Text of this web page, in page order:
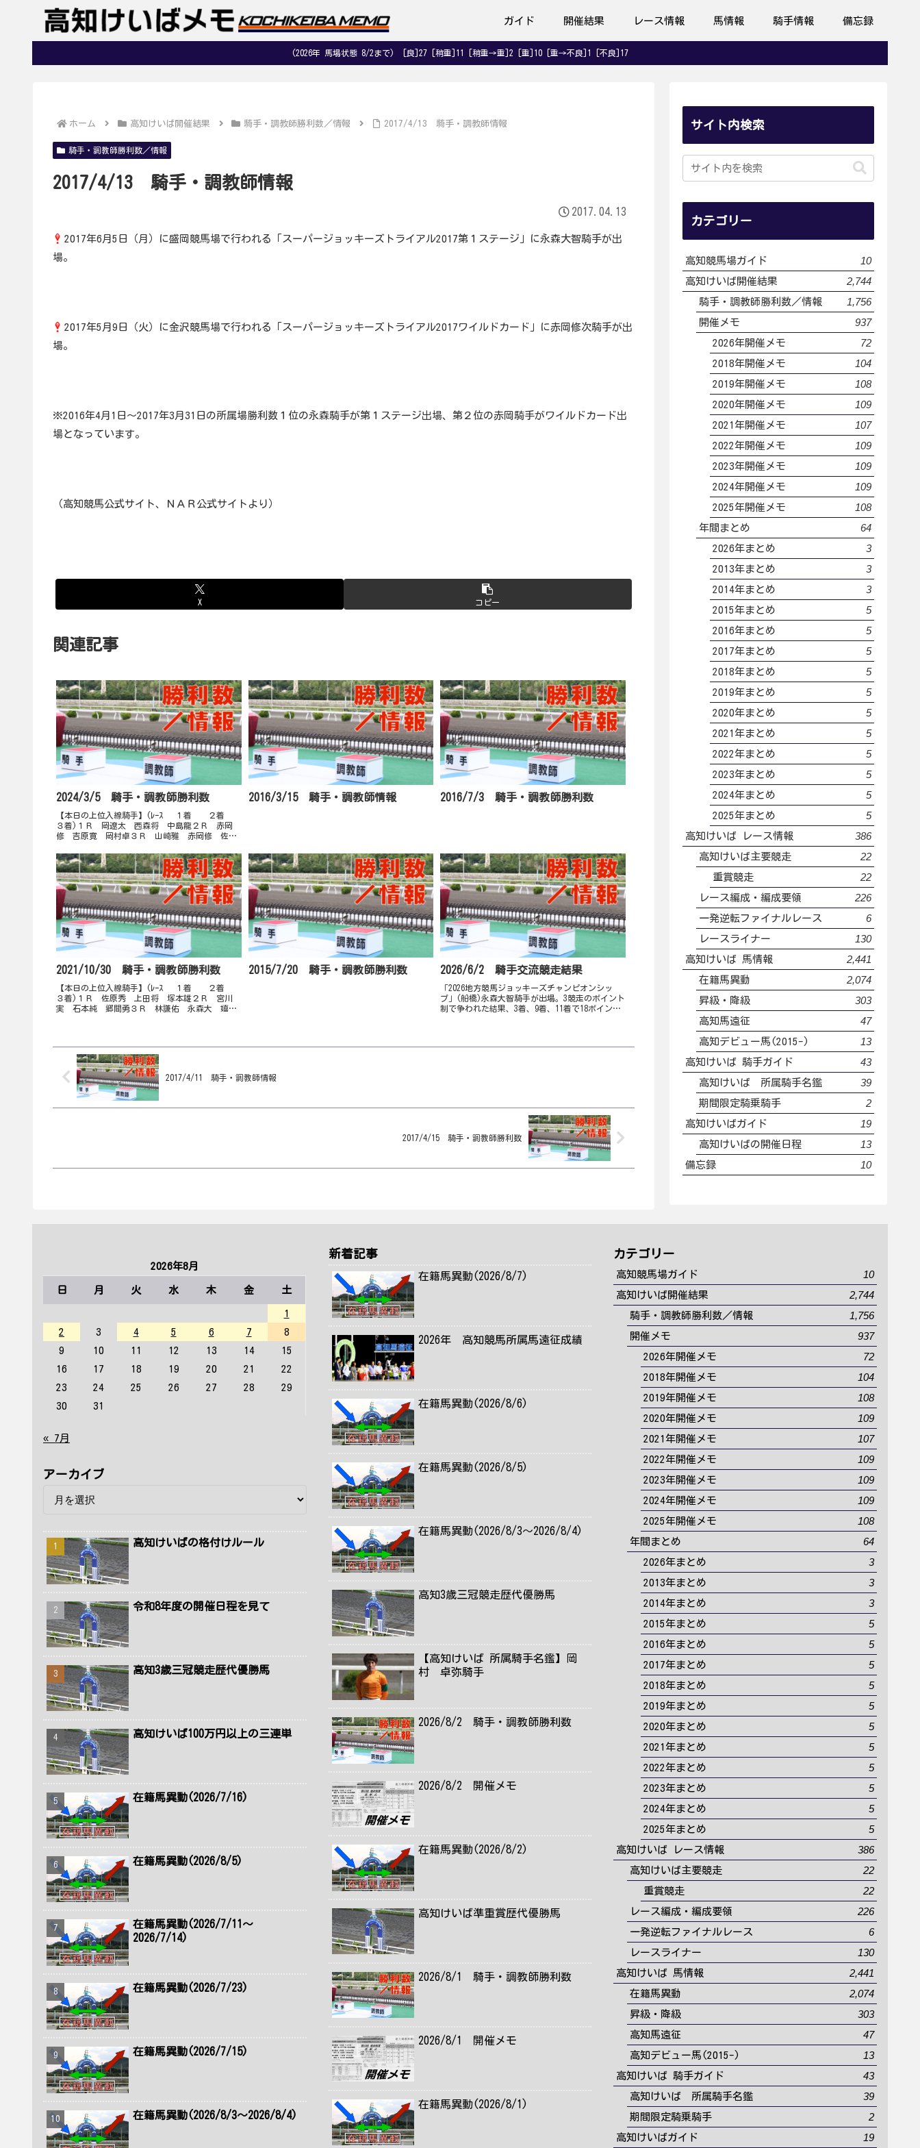
ガイド 開催結果 レース情報 馬情報 騎手情報 備忘録
(2026年 馬場状態 8/2まで) [良]27 [稍重]11 [稍重→重]2 [重]10 [重→不良]1 [不良]17
ホーム 高知けいば開催結果 騎手・調教師勝利数／情報 2017/4/13 騎手・調教師情報
騎手・調教師勝利数／情報
2017/4/13 騎手・調教師情報
2017.04.13
2017年6月5日（月）に盛岡競馬場で行われる「スーパージョッキーズトライアル2017第１ステージ」に永森大智騎手が出
場。
2017年5月9日（火）に金沢競馬場で行われる「スーパージョッキーズトライアル2017ワイルドカード」に赤岡修次騎手が出
場。
※2016年4月1日～2017年3月31日の所属場勝利数１位の永森騎手が第１ステージ出場、第２位の赤岡騎手がワイルドカード出
場となっています。
（高知競馬公式サイト、ＮＡＲ公式サイトより）
X コピー
関連記事
2024/3/5 騎手・調教師勝利数
【本日の上位入線騎手】(ﾚｰｽ １着 ２着
３着)１Ｒ 岡遼太 西森将 中島龍２Ｒ 赤岡
修 吉原寛 岡村卓３Ｒ 山崎雅 赤岡修 佐原
永森大 赤岡修６Ｒ 赤岡修 永森大 郷間勇７
Ｒ 妹尾浩 赤...
2016/3/15 騎手・調教師情報 2016/7/3 騎手・調教師勝利数
2021/10/30 騎手・調教師勝利数
【本日の上位入線騎手】(ﾚｰｽ １着 ２着
３着)１Ｒ 佐原秀 上田将 塚本雄２Ｒ 宮川
実 石本純 郷間勇３Ｒ 林謙佑 永森大 嬉勝
2015/7/20 騎手・調教師勝利数 2026/6/2 騎手交流競走結果
「2026地方競馬ジョッキーズチャンピオンシッ
プ」(船橋)永森大智騎手が出場。3競走のポイント
制で争われた結果、3着、9着、11着で18ポイント
2017/4/11 騎手・調教師情報
2017/4/15 騎手・調教師勝利数
サイト内検索
カテゴリー
高知競馬場ガイド 10
高知けいば開催結果 2,744
騎手・調教師勝利数／情報 1,756
開催メモ 937
2026年開催メモ 72
2018年開催メモ 104
2019年開催メモ 108
2020年開催メモ 109
2021年開催メモ 107
2022年開催メモ 109
2023年開催メモ 109
2024年開催メモ 109
2025年開催メモ 108
年間まとめ 64
2026年まとめ 3
2013年まとめ 3
2014年まとめ 3
2015年まとめ 5
2016年まとめ 5
2017年まとめ 5
2018年まとめ 5
2019年まとめ 5
2020年まとめ 5
2021年まとめ 5
2022年まとめ 5
2023年まとめ 5
2024年まとめ 5
2025年まとめ 5
高知けいば レース情報 386
高知けいば主要競走 22
重賞競走 22
レース編成・編成要領 226
一発逆転ファイナルレース 6
レースライナー 130
高知けいば 馬情報 2,441
在籍馬異動 2,074
昇級・降級 303
高知馬遠征 47
高知デビュー馬(2015-) 13
高知けいば 騎手ガイド 43
高知けいば 所属騎手名鑑 39
期間限定騎乗騎手 2
高知けいばガイド 19
高知けいばの開催日程 13
備忘録 10
2026年8月
日 月 火 水 木 金 土
1
2
3 4 5 6 7
8
9
10 11 12 13 14
15
16
17 18 19 20 21
22
23
24 25 26 27 28
29
30
31
« 7月
アーカイブ
高知けいばの格付けルール
令和8年度の開催日程を見て
高知3歳三冠競走歴代優勝馬
高知けいば100万円以上の三連単
在籍馬異動(2026/7/16)
在籍馬異動(2026/8/5)
在籍馬異動(2026/7/11～
2026/7/14)
在籍馬異動(2026/7/23)
在籍馬異動(2026/7/15)
在籍馬異動(2026/8/3～2026/8/4)
新着記事
在籍馬異動(2026/8/7)
2026年 高知競馬所属馬遠征成績
在籍馬異動(2026/8/6)
在籍馬異動(2026/8/5)
在籍馬異動(2026/8/3～2026/8/4)
高知3歳三冠競走歴代優勝馬
【高知けいば 所属騎手名鑑】岡
村 卓弥騎手
2026/8/2 騎手・調教師勝利数
2026/8/2 開催メモ
在籍馬異動(2026/8/2)
高知けいば準重賞歴代優勝馬
2026/8/1 騎手・調教師勝利数
2026/8/1 開催メモ
在籍馬異動(2026/8/1)
カテゴリー
高知競馬場ガイド 10
高知けいば開催結果 2,744
騎手・調教師勝利数／情報 1,756
開催メモ 937
2026年開催メモ 72
2018年開催メモ 104
2019年開催メモ 108
2020年開催メモ 109
2021年開催メモ 107
2022年開催メモ 109
2023年開催メモ 109
2024年開催メモ 109
2025年開催メモ 108
年間まとめ 64
2026年まとめ 3
2013年まとめ 3
2014年まとめ 3
2015年まとめ 5
2016年まとめ 5
2017年まとめ 5
2018年まとめ 5
2019年まとめ 5
2020年まとめ 5
2021年まとめ 5
2022年まとめ 5
2023年まとめ 5
2024年まとめ 5
2025年まとめ 5
高知けいば レース情報 386
高知けいば主要競走 22
重賞競走 22
レース編成・編成要領 226
一発逆転ファイナルレース 6
レースライナー 130
高知けいば 馬情報 2,441
在籍馬異動 2,074
昇級・降級 303
高知馬遠征 47
高知デビュー馬(2015-) 13
高知けいば 騎手ガイド 43
高知けいば 所属騎手名鑑 39
期間限定騎乗騎手 2
高知けいばガイド 19